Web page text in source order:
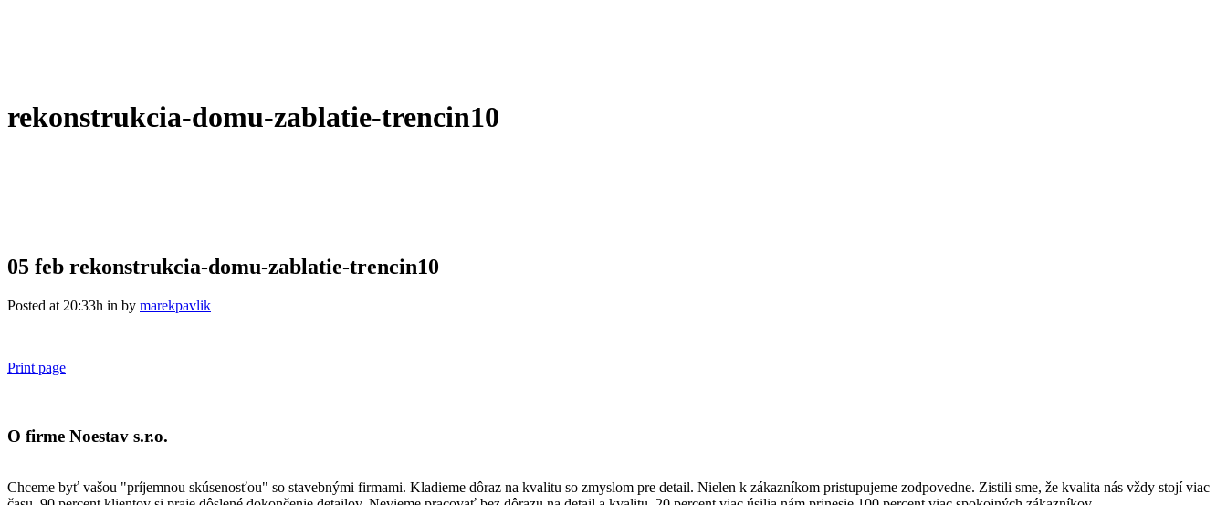
rekonstrukcia-domu-zablatie-trencin10
05 feb rekonstrukcia-domu-zablatie-trencin10
Posted at 20:33h in by marekpavlik
Print page
O firme Noestav s.r.o.
Chceme byť vašou "príjemnou skúsenosťou" so stavebnými firmami. Kladieme dôraz na kvalitu so zmyslom pre detail. Nielen k zákazníkom pristupujeme zodpovedne. Zistili sme, že kvalita nás vždy stojí viac